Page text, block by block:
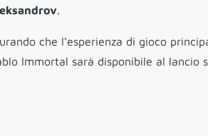
.
che l’esperienza di gioco
Immortal sarà disponibile al lancio